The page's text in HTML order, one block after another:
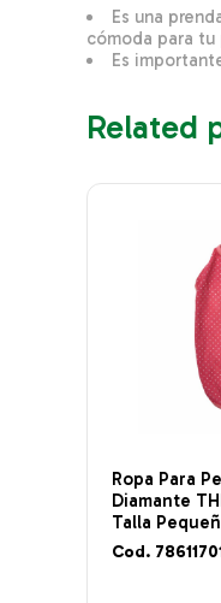
Es una
cómoda para
Es
Related
Ropa Para
Diamante
Talla
Cod.